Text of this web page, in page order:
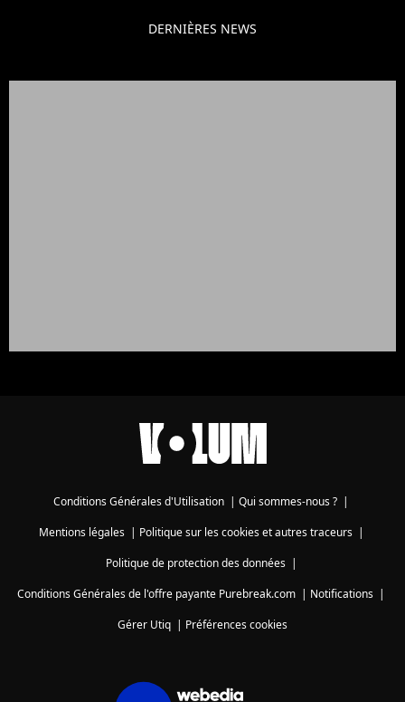
DERNIÈRES NEWS
Conditions Générales d'Utilisation | Qui sommes-nous ? |
Mentions légales| Politique sur les cookies et autres traceurs|
Politique de protection des données|
Conditions Générales de l'offre payante Purebreak.com | Notifications |
Gérer Utiq | Préférences cookies